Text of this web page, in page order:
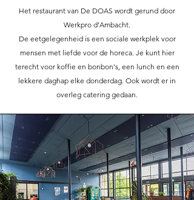
Het restaurant van De DOAS wordt gerund door
Werkpro d’Ambacht.
De eetgelegenheid is een sociale werkplek voor
mensen met liefde voor de horeca. Je kunt hier
terecht voor koffie en bonbon's, een lunch en een
lekkere daghap elke donderdag. Ook wordt er in
overleg catering gedaan.